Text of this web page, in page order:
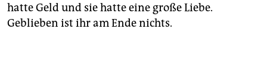
hatte Geld und sie hatte eine große Liebe.
Geblieben ist ihr am Ende nichts.